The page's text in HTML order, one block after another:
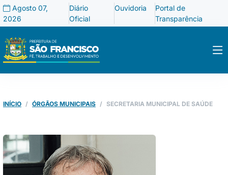
Agosto 07,
2026
Diário
Oficial
Ouvidoria
Portal de
Transparência
INÍCIO ÓRGÃOS MUNICIPAIS SECRETARIA MUNICIPAL DE SAÚDE